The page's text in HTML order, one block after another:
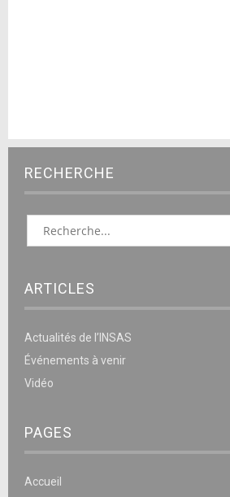
RECHERCHE
ARTICLES
Actualités de l’INSAS
Événements à venir
Vidéo
PAGES
Accueil